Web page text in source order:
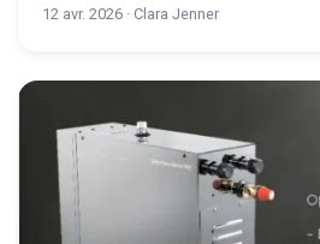
12 avr. 2026 · Clara Jenner